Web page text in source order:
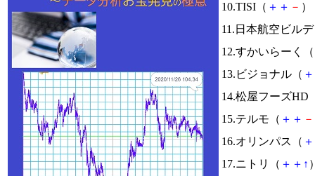
10.TISI（ ＋ ＋ － ）
11.日本航空ビル
12.すかいらーく（
13.ビジョナル（ ＋
14.松屋フーズHD
15.テルモ（ ＋ ＋ －
16.オリンパス（ ＋
17.ニトリ（ ＋ ＋ ↑